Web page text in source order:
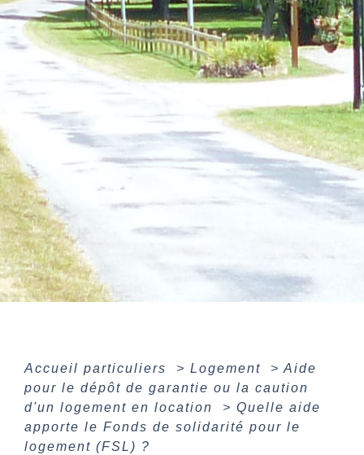
Accueil particuliers > Logement > Aide
pour le dépôt de garantie ou la caution
d'un logement en location
> Quelle aide
apporte le Fonds de solidarité pour le
logement (FSL) ?